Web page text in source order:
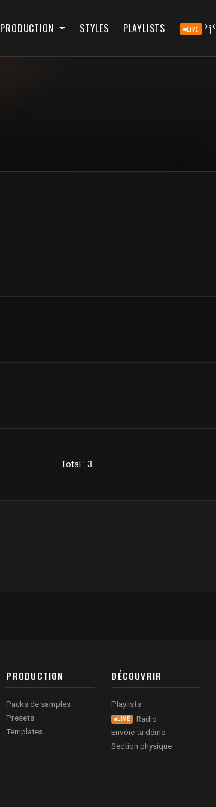
PRODUCTION STYLES PLAYLISTS LIVE
Total : 3
PRODUCTION
Packs de samples
Presets
Templates
DÉCOUVRIR
Playlists
LIVE
Radio
Envoie ta démo
Section physique